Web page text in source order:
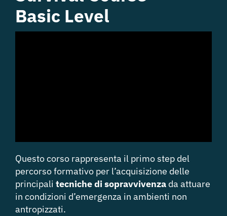
Basic Level
Questo corso rappresenta il primo step del
percorso formativo per l’acquisizione delle
principali tecniche di sopravvivenzada attuare
in condizioni d’emergenza in ambienti non
antropizzati.